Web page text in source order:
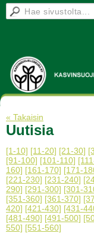
« Takaisin
Uutisia
[1-10] [11-20] [21-30]
[91-100] [101-110]
160] [161-170] [171-
[221-230] [231-240]
290] [291-300] [301-
[351-360] [361-370]
420] [421-430] [431-
[481-490] [491-500]
550] [551-560]